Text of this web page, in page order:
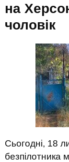
на
чоловік
Сьогодні, 18
безпілотника